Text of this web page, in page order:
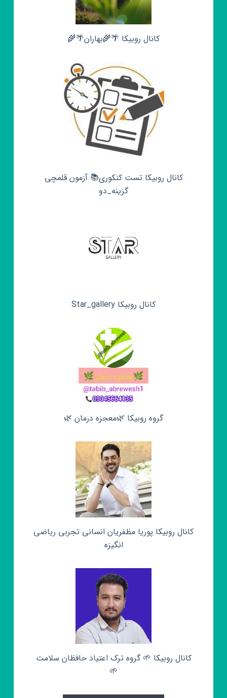
کانال روبیکا 🌴🌾بهاران🌴🌾
کانال روبیکا تست کنکوری📚 آزمون قلمچی‌‌
گزینه_دو
کانال روبیکا Star_gallery
گروه روبیکا 🌿معجزه درمان 🌿
کانال روبیکا پوریا مظفریان انسانی تجربی ریاضی
انگیزه
کانال روبیکا 🌱 گروه ترک اعتیاد حافظان سلامت
🌱